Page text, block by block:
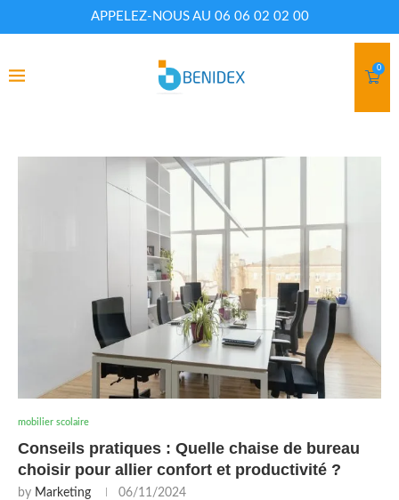
APPELEZ-NOUS AU 06 06 02 02 00
0
mobilier scolaire
Conseils pratiques : Quelle chaise de bureau
choisir pour allier confort et productivité ?
by Marketing 06/11/2024